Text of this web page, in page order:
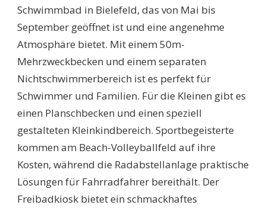
Schwimmbad in Bielefeld, das von Mai bis
September geöffnet ist und eine angenehme
Atmosphäre bietet. Mit einem 50m-
Mehrzweckbecken und einem separaten
Nichtschwimmerbereich ist es perfekt für
Schwimmer und Familien. Für die Kleinen gibt es
einen Planschbecken und einen speziell
gestalteten Kleinkindbereich. Sportbegeisterte
kommen am Beach-Volleyballfeld auf ihre
Kosten, während die Radabstellanlage praktische
Lösungen für Fahrradfahrer bereithält. Der
Freibadkiosk bietet ein schmackhaftes